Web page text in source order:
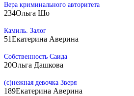
Вера криминального авторитета
234Ольга Шо
Камиль. Залог
51Екатерина Аверина
Собственность Саида
20Ольга Дашкова
(с)нежная девочка Зверя
189Екатерина Аверина